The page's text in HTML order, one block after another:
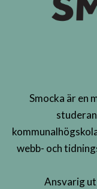
Smocka är en
webb- och
Ansvarig